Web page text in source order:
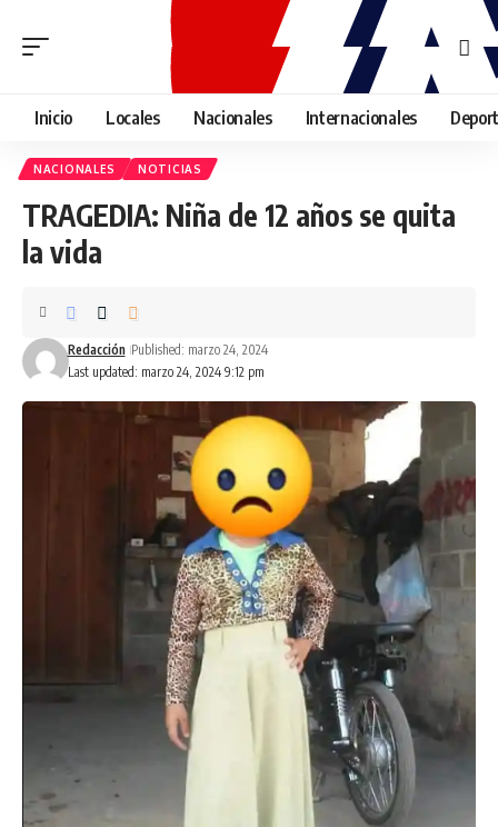
Inicio Locales Nacionales Internacionales
NACIONALES NOTICIAS
TRAGEDIA: Niña de 12 años se quita
la vida
Last updated: marzo 24, 2024 9:12 pm
Redacción Published: marzo 24, 2024